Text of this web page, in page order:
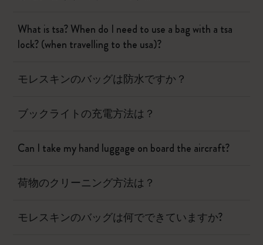
What is tsa? When do I need to use a bag with a tsa
lock? (when travelling to the usa)?
モレスキンのバッグは防水ですか？
ブックライトの充電方法は？
Can I take my hand luggage on board the aircraft?
荷物のクリーニング方法は？
モレスキンのバッグは何でできていますか?